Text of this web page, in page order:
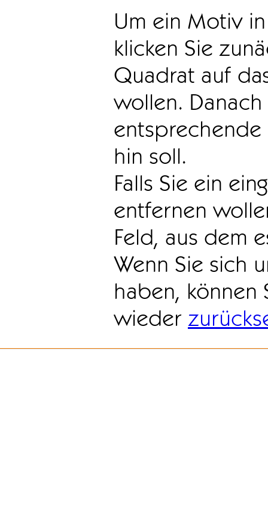
Um ein Motiv
klicken Sie
Quadrat auf
wollen.
hin soll.
Falls Sie ein
entfernen
Feld, aus dem
Wenn Sie sich
haben, können
wieder